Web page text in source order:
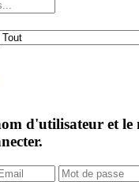
d'utilisateur et le